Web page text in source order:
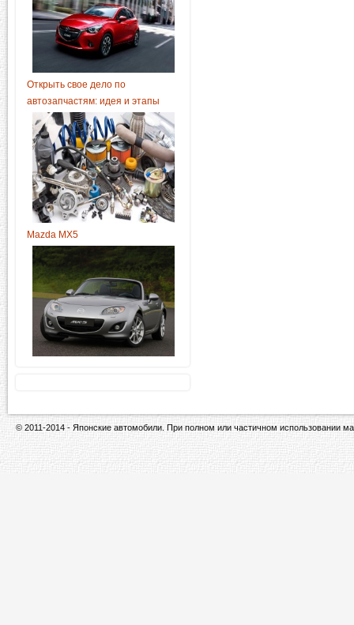
Открыть свое дело по
автозапчастям: идея и этапы
Mazda MX5
© 2011-2014 - Японские автомобили. При полном или частичном использовании